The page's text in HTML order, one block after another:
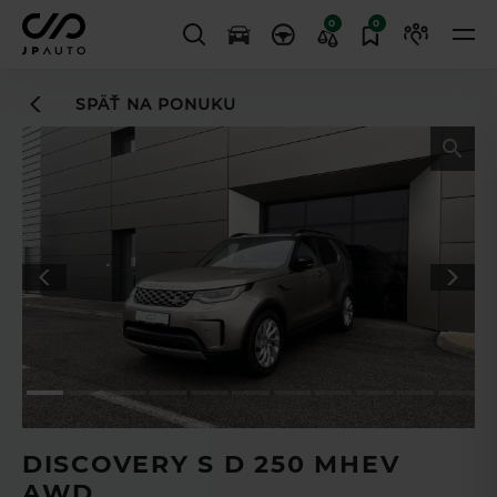
0 0
DISCOVERY S D 250 MHEV
SPÄŤ NA PONUKU
Leasingový asistent
vám uľahčí